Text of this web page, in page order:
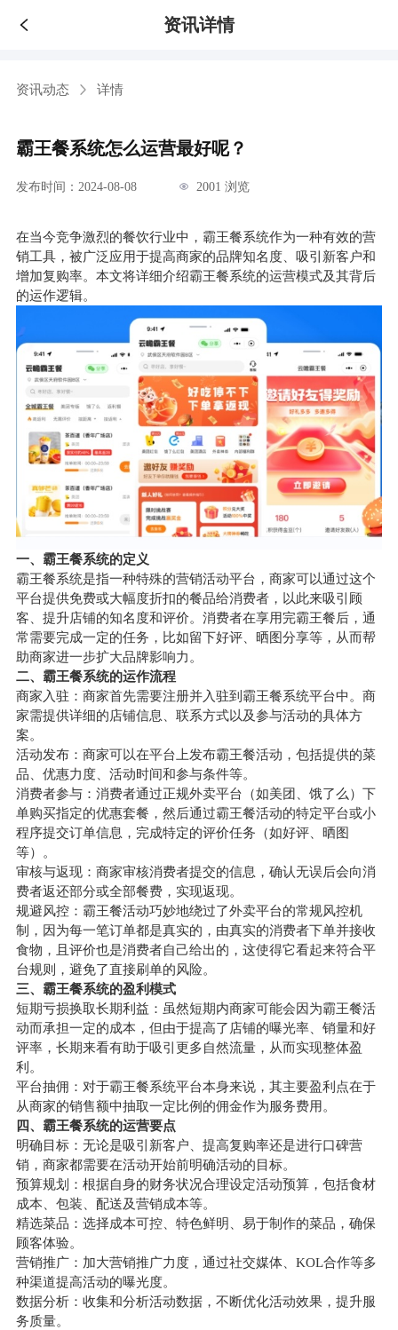
资讯详情
资讯动态 详情
霸王餐系统怎么运营最好呢？
发布时间：2024-08-08 2001 浏览
在当今竞争激烈的餐饮行业中，霸王餐系统作为一种有效的营
销工具，被广泛应用于提高商家的品牌知名度、吸引新客户和
增加复购率。本文将详细介绍霸王餐系统的运营模式及其背后
的运作逻辑。
一、霸王餐系统的定义
霸王餐系统是指一种特殊的营销活动平台，商家可以通过这个
平台提供免费或大幅度折扣的餐品给消费者，以此来吸引顾
客、提升店铺的知名度和评价。消费者在享用完霸王餐后，通
常需要完成一定的任务，比如留下好评、晒图分享等，从而帮
助商家进一步扩大品牌影响力。
二、霸王餐系统的运作流程
商家入驻：商家首先需要注册并入驻到霸王餐系统平台中。商
家需提供详细的店铺信息、联系方式以及参与活动的具体方
案。
活动发布：商家可以在平台上发布霸王餐活动，包括提供的菜
品、优惠力度、活动时间和参与条件等。
消费者参与：消费者通过正规外卖平台（如美团、饿了么）下
单购买指定的优惠套餐，然后通过霸王餐活动的特定平台或小
程序提交订单信息，完成特定的评价任务（如好评、晒图
等）。
审核与返现：商家审核消费者提交的信息，确认无误后会向消
费者返还部分或全部餐费，实现返现。
规避风控：霸王餐活动巧妙地绕过了外卖平台的常规风控机
制，因为每一笔订单都是真实的，由真实的消费者下单并接收
食物，且评价也是消费者自己给出的，这使得它看起来符合平
台规则，避免了直接刷单的风险。
三、霸王餐系统的盈利模式
短期亏损换取长期利益：虽然短期内商家可能会因为霸王餐活
动而承担一定的成本，但由于提高了店铺的曝光率、销量和好
评率，长期来看有助于吸引更多自然流量，从而实现整体盈
利。
平台抽佣：对于霸王餐系统平台本身来说，其主要盈利点在于
从商家的销售额中抽取一定比例的佣金作为服务费用。
四、霸王餐系统的运营要点
明确目标：无论是吸引新客户、提高复购率还是进行口碑营
销，商家都需要在活动开始前明确活动的目标。
预算规划：根据自身的财务状况合理设定活动预算，包括食材
成本、包装、配送及营销成本等。
精选菜品：选择成本可控、特色鲜明、易于制作的菜品，确保
顾客体验。
营销推广：加大营销推广力度，通过社交媒体、KOL合作等多
种渠道提高活动的曝光度。
数据分析：收集和分析活动数据，不断优化活动效果，提升服
务质量。